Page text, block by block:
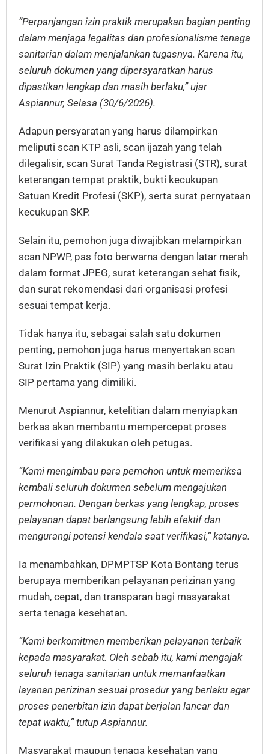
“Perpanjangan izin praktik merupakan bagian penting
dalam menjaga legalitas dan profesionalisme tenaga
sanitarian dalam menjalankan tugasnya. Karena itu,
seluruh dokumen yang dipersyaratkan harus
dipastikan lengkap dan masih berlaku,” ujar
Aspiannur, Selasa (30/6/2026).
Adapun persyaratan yang harus dilampirkan
meliputi scan KTP asli, scan ijazah yang telah
dilegalisir, scan Surat Tanda Registrasi (STR), surat
keterangan tempat praktik, bukti kecukupan
Satuan Kredit Profesi (SKP), serta surat pernyataan
kecukupan SKP.
Selain itu, pemohon juga diwajibkan melampirkan
scan NPWP, pas foto berwarna dengan latar merah
dalam format JPEG, surat keterangan sehat fisik,
dan surat rekomendasi dari organisasi profesi
sesuai tempat kerja.
Tidak hanya itu, sebagai salah satu dokumen
penting, pemohon juga harus menyertakan scan
Surat Izin Praktik (SIP) yang masih berlaku atau
SIP pertama yang dimiliki.
Menurut Aspiannur, ketelitian dalam menyiapkan
berkas akan membantu mempercepat proses
verifikasi yang dilakukan oleh petugas.
“Kami mengimbau para pemohon untuk memeriksa
kembali seluruh dokumen sebelum mengajukan
permohonan. Dengan berkas yang lengkap, proses
pelayanan dapat berlangsung lebih efektif dan
mengurangi potensi kendala saat verifikasi,” katanya.
Ia menambahkan, DPMPTSP Kota Bontang terus
berupaya memberikan pelayanan perizinan yang
mudah, cepat, dan transparan bagi masyarakat
serta tenaga kesehatan.
“Kami berkomitmen memberikan pelayanan terbaik
kepada masyarakat. Oleh sebab itu, kami mengajak
seluruh tenaga sanitarian untuk memanfaatkan
layanan perizinan sesuai prosedur yang berlaku agar
proses penerbitan izin dapat berjalan lancar dan
tepat waktu,” tutup Aspiannur.
Masyarakat maupun tenaga kesehatan yang